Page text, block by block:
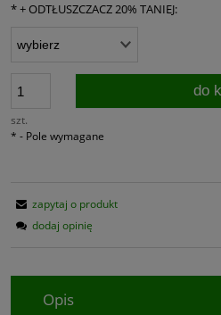
*+ ODTŁUSZCZACZ 20% TANIEJ:
szt.
do
* - Pole wymagane
zapytaj o produkt
dodaj opinię
Opis